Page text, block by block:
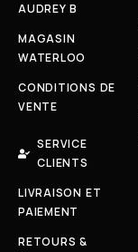
AUDREY B
MAGASIN
WATERLOO
CONDITIONS DE
VENTE
SERVICE
CLIENTS
LIVRAISON ET
PAIEMENT
RETOURS &